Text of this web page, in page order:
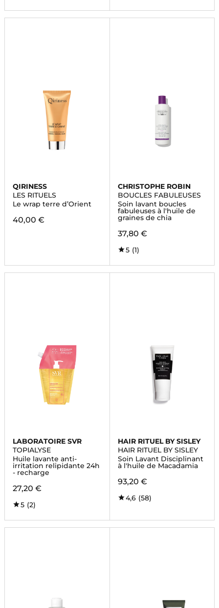
QIRINESS
LES RITUELS
Le wrap terre d’Orient
40,00 €
CHRISTOPHE ROBIN
BOUCLES FABULEUSES
Soin lavant boucles
fabuleuses à l'huile de
graines de chia
37,80 €
5 (1)
LABORATOIRE SVR
TOPIALYSE
Huile lavante anti-
irritation relipidante 24h
- recharge
27,20 €
5 (2)
HAIR RITUEL BY SISLEY
HAIR RITUEL BY SISLEY
Soin Lavant Disciplinant
à l'huile de Macadamia
93,20 €
4,6 (58)